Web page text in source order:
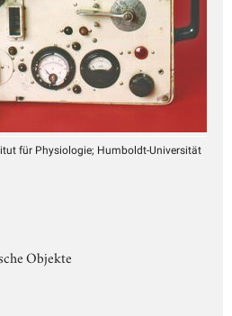
für Physiologie; Humboldt-Universität
Objekte